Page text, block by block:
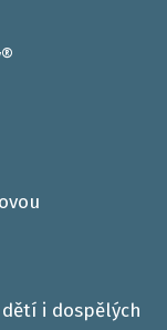
i dospělých